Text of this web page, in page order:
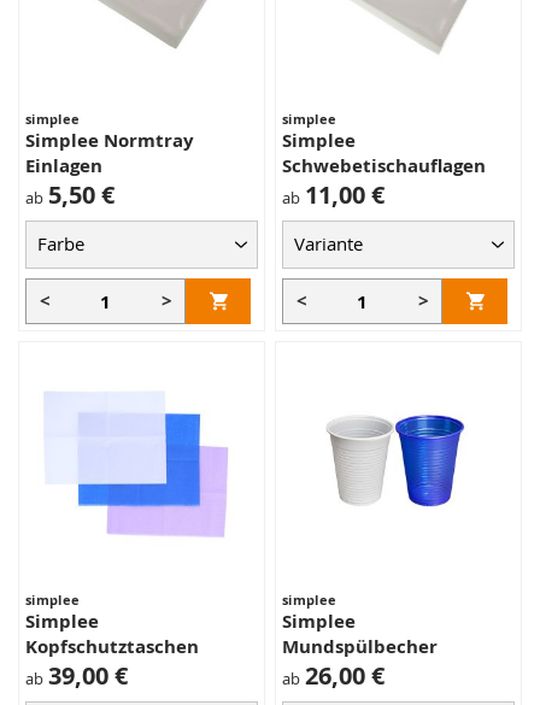
simplee
Simplee Normtray
Einlagen
ab 5,50 €
< >
simplee
Simplee
Schwebetischauflagen
ab 11,00 €
< >
simplee
Simplee
Kopfschutztaschen
ab 39,00 €
simplee
Simplee
Mundspülbecher
ab 26,00 €